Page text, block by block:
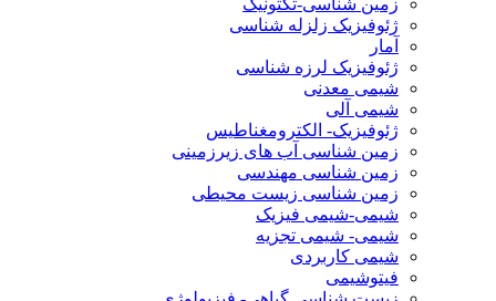
ژئوفیزیک زلزله شناسی
آمار
ژئوفیزیک لرزه شناسی
شیمی معدنی
شیمی آلی
ژئوفیزیک- الکترومغناطیس
زمین شناسی آب های زیرزمینی
زمین شناسی مهندسی
زمین شناسی زیست محیطی
شیمی-شیمی فیزیک
شیمی- شیمی تجزیه
شیمی کاربردی
فیتوشیمی